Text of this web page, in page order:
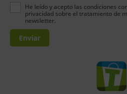
He leído y acepto las condiciones
privacidad sobre el tratamiento de
newsletter.
Enviar